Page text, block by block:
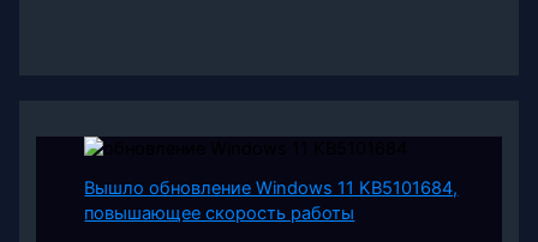
Вышло обновление Windows 11 KB5101684,
повышающее скорость работы